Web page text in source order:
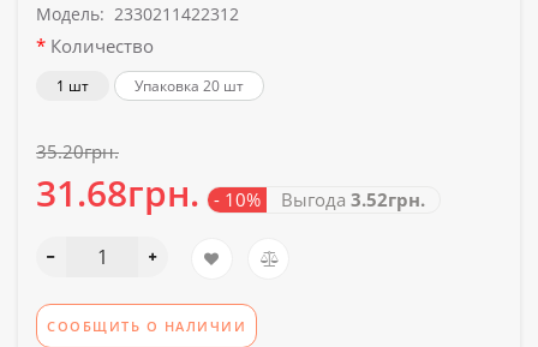
Модель: 2330211422312
Количество
1 шт Упаковка 20 шт
35.20грн.
31.68грн. - 10% Выгода 3.52грн.
СООБЩИТЬ О НАЛИЧИИ